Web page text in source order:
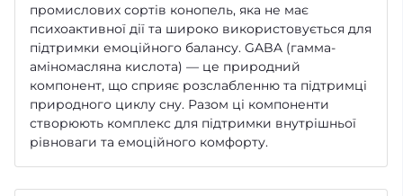
промислових сортів конопель, яка не має
психоактивної дії та широко використовується для
підтримки емоційного балансу. GABA (гамма-
аміномасляна кислота) — це природний
компонент, що сприяє розслабленню та підтримці
природного циклу сну. Разом ці компоненти
створюють комплекс для підтримки внутрішньої
рівноваги та емоційного комфорту.